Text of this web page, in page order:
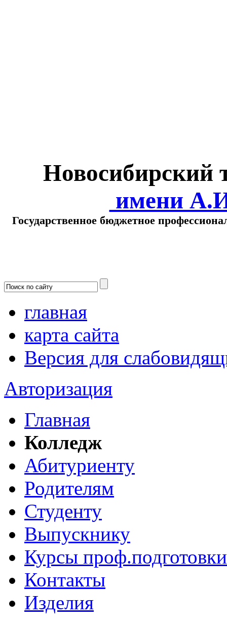
Новосибирский
имени
Государственное бюджетное
главная
карта сайта
Версия для
Авторизация
Главная
Колледж
Абитуриенту
Родителям
Студенту
Выпускнику
Курсы проф.подготовки
Контакты
Изделия